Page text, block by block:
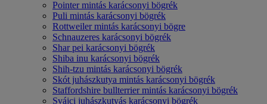
Pointer mintás karácsonyi bögrék
Puli mintás karácsonyi bögrék
Rottweiler mintás karácsonyi bögre
Schnauzeres karácsonyi bögrék
Shar pei karácsonyi bögrék
Shiba inu karácsonyi bögrék
Shih-tzu mintás karácsonyi bögrék
Skót juhászkutya mintás karácsonyi bögrék
Staffordshire bullterrier mintás karácsonyi bögrék
Svájci juhászkutyás karácsonyi bögrék